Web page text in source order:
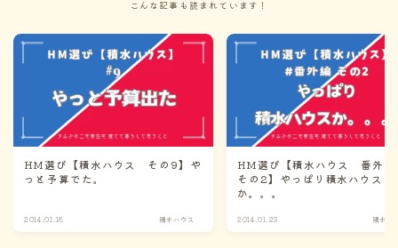
こんな記事も読まれています！
HM選び【積水ハウス その9】や
っと予算でた。
2014.01.18 積水ハウス
HM選び【積水ハウス 番外
その2】やっぱり積水ハウス
か。。。
2014.01.23 積水ハ